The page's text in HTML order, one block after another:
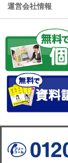
運営会社情報